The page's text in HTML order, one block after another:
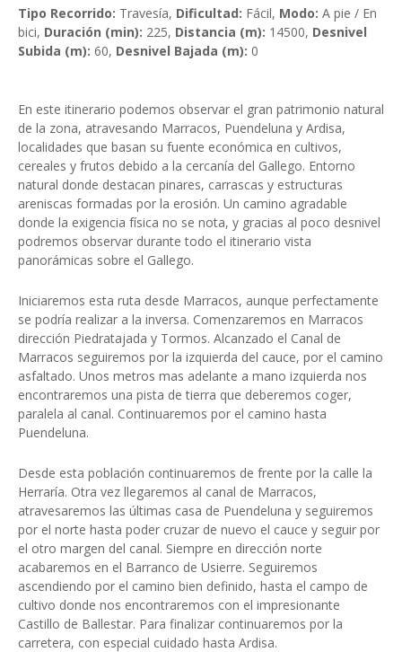
Tipo Recorrido: Travesía, Dificultad: Fácil, Modo: A pie / En
bici, Duración (min): 225, Distancia (m): 14500, Desnivel
Subida (m): 60, Desnivel Bajada (m): 0
En este itinerario podemos observar el gran patrimonio natural
de la zona, atravesando Marracos, Puendeluna y Ardisa,
localidades que basan su fuente económica en cultivos,
cereales y frutos debido a la cercanía del Gallego. Entorno
natural donde destacan pinares, carrascas y estructuras
areniscas formadas por la erosión. Un camino agradable
donde la exigencia física no se nota, y gracias al poco desnivel
podremos observar durante todo el itinerario vista
panorámicas sobre el Gallego.
Iniciaremos esta ruta desde Marracos, aunque perfectamente
se podría realizar a la inversa. Comenzaremos en Marracos
dirección Piedratajada y Tormos. Alcanzado el Canal de
Marracos seguiremos por la izquierda del cauce, por el camino
asfaltado. Unos metros mas adelante a mano izquierda nos
encontraremos una pista de tierra que deberemos coger,
paralela al canal. Continuaremos por el camino hasta
Puendeluna.
Desde esta población continuaremos de frente por la calle la
Herraría. Otra vez llegaremos al canal de Marracos,
atravesaremos las últimas casa de Puendeluna y seguiremos
por el norte hasta poder cruzar de nuevo el cauce y seguir por
el otro margen del canal. Siempre en dirección norte
acabaremos en el Barranco de Usierre. Seguiremos
ascendiendo por el camino bien definido, hasta el campo de
cultivo donde nos encontraremos con el impresionante
Castillo de Ballestar. Para finalizar continuaremos por la
carretera, con especial cuidado hasta Ardisa.